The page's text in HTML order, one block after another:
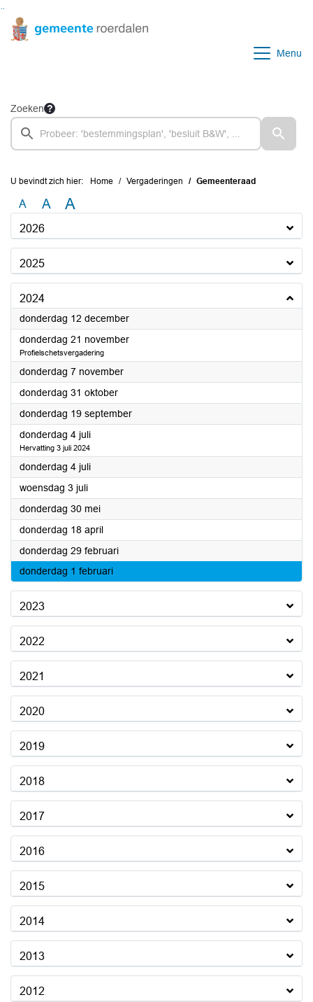
Ga naar de inhoud van deze pagina
Ga naar het zoeken
Ga naar het menu
Menu
Zoeken
U bevindt zich hier: Home Vergaderingen Gemeenteraad
A A A
2026
2025
2024
donderdag 12 december2024
donderdag 21 november2024
Profielschetsvergadering
donderdag 7 november2024
donderdag 31 oktober2024
donderdag 19 september2024
donderdag 4 juli2024
Hervatting 3 juli 2024
donderdag 4 juli2024
woensdag 3 juli2024
donderdag 30 mei2024
donderdag 18 april2024
donderdag 29 februari2024
donderdag 1 februari2024
2023
2022
2021
2020
2019
2018
2017
2016
2015
2014
2013
2012